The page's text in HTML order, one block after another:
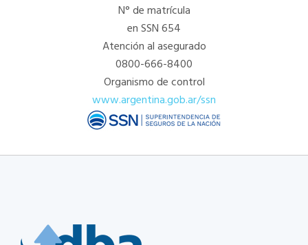
N° de matrícula
en SSN 654
Atención al asegurado
0800-666-8400
Organismo de control
www.argentina.gob.ar/ssn